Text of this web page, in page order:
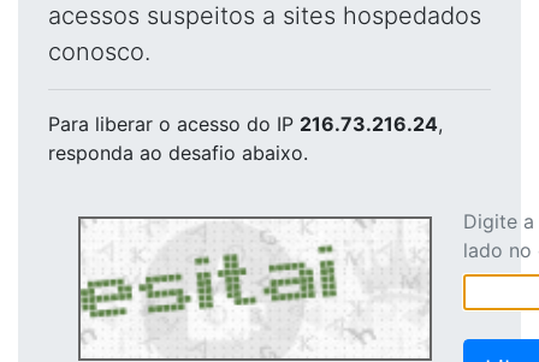
acessos suspeitos a sites hospedados
conosco.
Para liberar o acesso do IP 216.73.216.24,
responda ao desafio abaixo.
Digite
lado no